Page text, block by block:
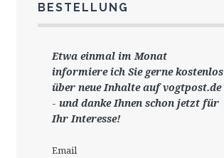
BESTELLUNG
Etwa einmal im Monat
informiere ich Sie gernekostenlos
über neue Inhalte auf vogtpost.de
- und danke Ihnen schon jetzt für
Ihr Interesse!
Email